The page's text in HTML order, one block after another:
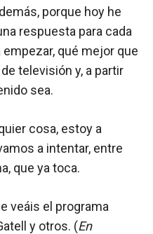
porque hoy he
respuesta para cada
empezar, qué mejor que
televisión y, a partir
sea.
cosa, estoy a
a intentar, entre
que ya toca.
veáis el programa
y otros. (En